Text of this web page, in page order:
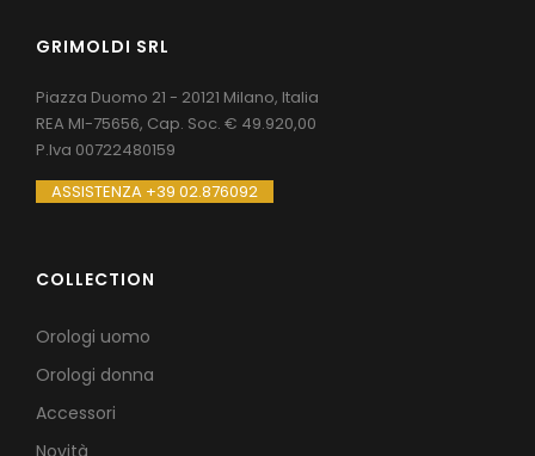
GRIMOLDI SRL
Piazza Duomo 21 - 20121 Milano, Italia
REA MI-75656, Cap. Soc. € 49.920,00
P.Iva 00722480159
ASSISTENZA +39 02.876092
COLLECTION
Orologi uomo
Orologi donna
Accessori
Novità